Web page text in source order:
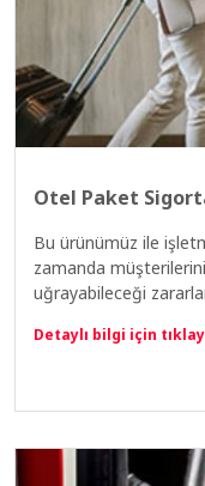
Otel Paket
Bu ürünümüz ile
zamanda
uğrayabileceği
Detaylı bilgi için